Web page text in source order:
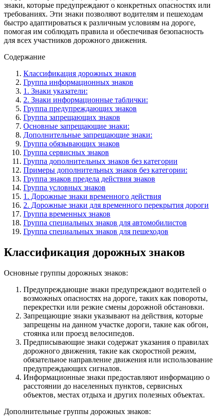
знаки, которые предупреждают о конкретных опасностях или
требованиях. Эти знаки позволяют водителям и пешеходам
быстро адаптироваться к различным условиям на дороге,
помогая им соблюдать правила и обеспечивая безопасность
для всех участников дорожного движения.
Содержание
Классификация дорожных знаков
Группа информационных знаков
1. Знаки указатели:
2. Знаки информационные таблички:
Группа предупреждающих знаков
Группа запрещающих знаков
Основные запрещающие знаки:
Дополнительные запрещающие знаки:
Группа обязывающих знаков
Группа сервисных знаков
Группа дополнительных знаков без категории
Примеры дополнительных знаков без категории:
Группа знаков предела действия знаков
Группа условных знаков
1. Дорожные знаки временного действия
2. Дорожные знаки для временного перекрытия дороги
Группа временных знаков
Группа специальных знаков для автомобилистов
Группа специальных знаков для пешеходов
Классификация дорожных знаков
Основные группы дорожных знаков:
Предупреждающие знаки предупреждают водителей о
возможных опасностях на дороге, таких как повороты,
перекрестки или резкие смены дорожной обстановки.
Запрещающие знаки указывают на действия, которые
запрещены на данном участке дороги, такие как обгон,
стоянка или проезд велосипедов.
Предписывающие знаки содержат указания о правилах
дорожного движения, такие как скоростной режим,
обязательное направление движения или использование
предупреждающих сигналов.
Информационные знаки предоставляют информацию о
расстоянии до населенных пунктов, сервисных
объектов, местах отдыха и других полезных объектах.
Дополнительные группы дорожных знаков: